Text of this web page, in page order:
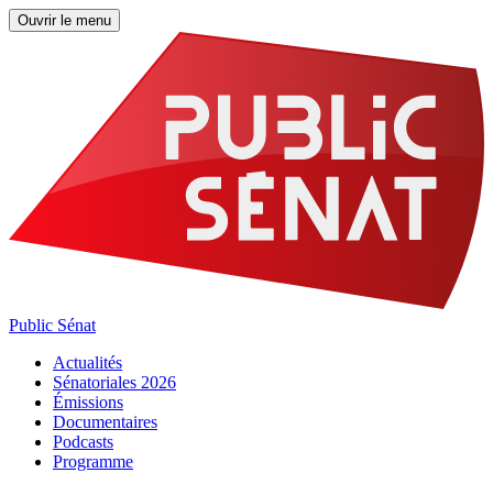
Ouvrir le menu
Public Sénat
Actualités
Sénatoriales 2026
Émissions
Documentaires
Podcasts
Programme